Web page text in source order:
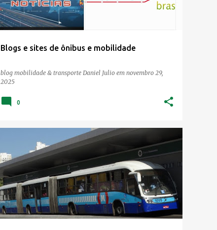
Blogs e sites de ônibus e mobilidade
blog mobilidade & transporte Daniel Julio em novembro 29,
2025
0